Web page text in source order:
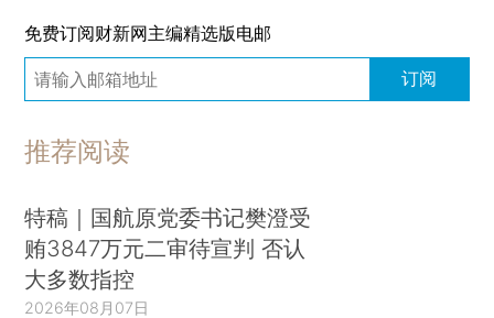
免费订阅财新网主编精选版电邮
订阅
推荐阅读
特稿｜国航原党委书记樊澄受
贿3847万元二审待宣判 否认
大多数指控
2026年08月07日